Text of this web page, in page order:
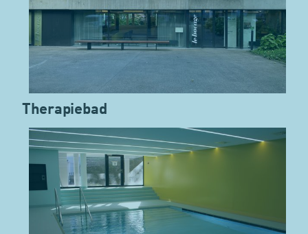
Therapiebad